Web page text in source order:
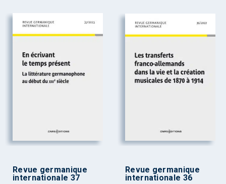
Revue germanique
internationale 37
Revue germanique
internationale 36